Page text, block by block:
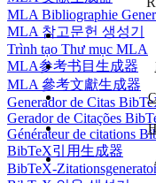
MLA Bibliographie
MLA 참고문헌 생성기
Trình tạo Thư mục MLA
MLA参考书目生成器
MLA 參考文獻生成器
Generador de Citas
Gerador de Citações
Générateur de citations
BibTeX引用生成器
BibTeX-